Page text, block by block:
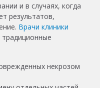
и в случаях, когда
результатов,
Врачи клиники
некрозом